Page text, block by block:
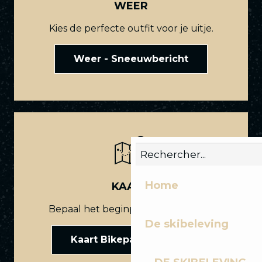
Home
De skibeleving
WEER
Kies de perfecte outfit voor je uitje.
Weer - Sneeuwbericht
KAART
Bepaal het beginpunt van je route.
Kaart Bikepark Les Gets